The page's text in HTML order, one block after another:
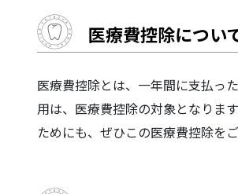
医療費控除につい
医療費控除とは、一年間に支払っ
用は、医療費控除の対象となりま
ためにも、ぜひこの医療費控除を